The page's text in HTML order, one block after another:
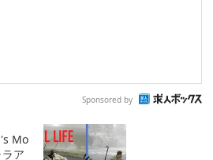
Sponsored by